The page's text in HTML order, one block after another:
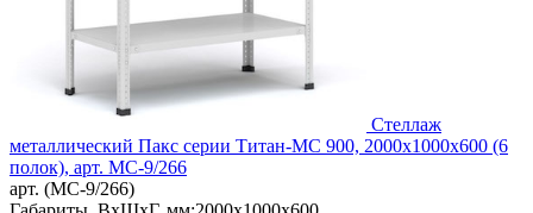
Стеллаж
металлический Пакс серии Титан-МС 900, 2000x1000x600 (6
полок), арт. МС-9/266
арт. (МС-9/266)